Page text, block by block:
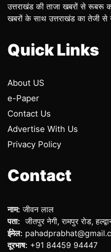
उत्तराखंड की ताजा खबरों से रूबरू
खबरों के साथ उत्तराखंड का तेजी से
Quick Links
About US
e-Paper
Contact Us
Advertise With Us
Privacy Policy
Contact
नाम: जीवन लाल
पता: जीतपुर नेगी, रामपुर रोड,
ईमेल:
दूरभाष: +91 84459 94447